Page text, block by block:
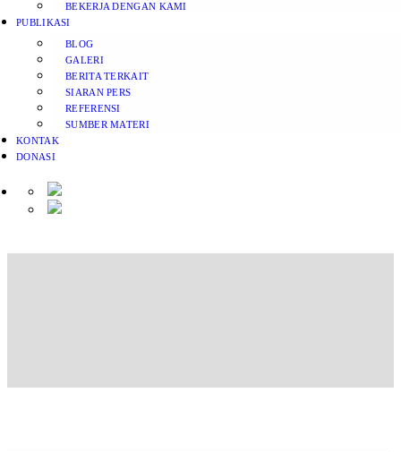
BEKERJA DENGAN KAMI
PUBLIKASI
BLOG
GALERI
BERITA TERKAIT
SIARAN PERS
REFERENSI
SUMBER MATERI
KONTAK
DONASI